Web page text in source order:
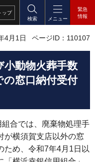
ップ
検索
メニュー
緊急
情報
4月1日 ページID：110107
小動物火葬手数
の窓口納付受付
合では、廃棄物処理手
が横須賀支店以外の窓
ため、令和7年4月1日以